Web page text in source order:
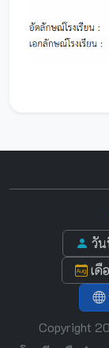
วั
เดื
Copyright